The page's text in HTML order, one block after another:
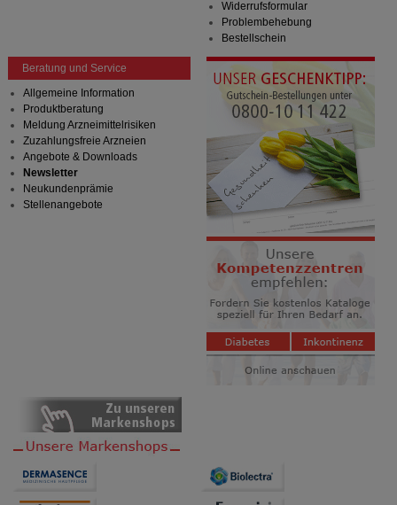
Widerrufsformular
Problembehebung
Bestellschein
Beratung und Service
Allgemeine Information
Produktberatung
Meldung Arzneimittelrisiken
Zuzahlungsfreie Arzneien
Angebote & Downloads
Newsletter
Neukundenprämie
Stellenangebote